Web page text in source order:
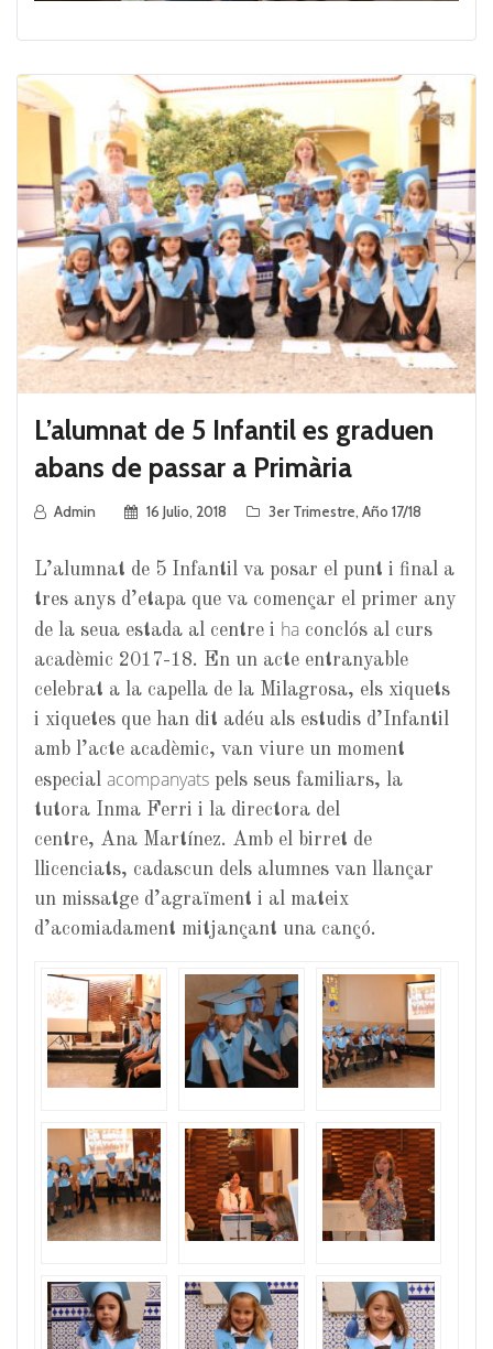
L’alumnat de 5 Infantil es graduen
abans de passar a Primària
Admin 16 Julio, 2018 3er Trimestre, Año 17/18
L’alumnat de 5 Infantil va posar el punt i final a
tres anys d’etapa que va començar el primer any
de la seua estada al centre i ha conclós al curs
acadèmic 2017-18. En un acte entranyable
celebrat a la capella de la Milagrosa, els xiquets
i xiquetes que han dit adéu als estudis d’Infantil
amb l’acte acadèmic, van viure un moment
especial acompanyats pels seus familiars, la
tutora Inma Ferri i la directora del
centre, Ana Martínez. Amb el birret de
llicenciats, cadascun dels alumnes van llançar
un missatge d’agraïment i al mateix
d’acomiadament mitjançant una cançó.